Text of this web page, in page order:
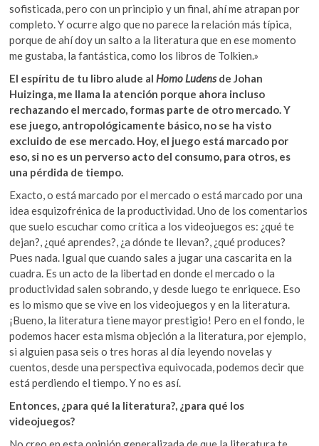
sofisticada, pero con un principio y un final, ahí me atrapan por
completo. Y ocurre algo que no parece la relación más típica,
porque de ahí doy un salto a la literatura que en ese momento
me gustaba, la fantástica, como los libros de Tolkien.»
El espíritu de tu libro alude alHomo Ludensde Johan
Huizinga, me llama la atención porque ahora incluso
rechazando el mercado, formas parte de otro mercado. Y
ese juego, antropológicamente básico, no se ha visto
excluido de ese mercado. Hoy, el juego está marcado por
eso, si no es un perverso acto del consumo, para otros, es
una pérdida de tiempo.
Exacto, o está marcado por el mercado o está marcado por una
idea esquizofrénica de la productividad. Uno de los comentarios
que suelo escuchar como crítica a los videojuegos es: ¿qué te
dejan?, ¿qué aprendes?, ¿a dónde te llevan?, ¿qué produces?
Pues nada. Igual que cuando sales a jugar una cascarita en la
cuadra. Es un acto de la libertad en donde el mercado o la
productividad salen sobrando, y desde luego te enriquece. Eso
es lo mismo que se vive en los videojuegos y en la literatura.
¡Bueno, la literatura tiene mayor prestigio! Pero en el fondo, le
podemos hacer esta misma objeción a la literatura, por ejemplo,
si alguien pasa seis o tres horas al día leyendo novelas y
cuentos, desde una perspectiva equivocada, podemos decir que
está perdiendo el tiempo. Y no es así.
Entonces, ¿para qué la literatura?, ¿para qué los
videojuegos?